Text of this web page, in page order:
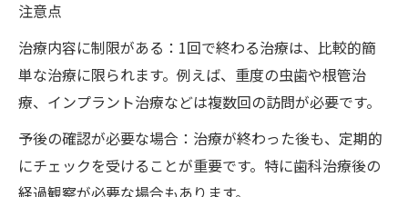
注意点
治療内容に制限がある：1回で終わる治療は、比較的簡
単な治療に限られます。例えば、重度の虫歯や根管治
療、インプラント治療などは複数回の訪問が必要です。
予後の確認が必要な場合：治療が終わった後も、定期的
にチェックを受けることが重要です。特に歯科治療後の
経過観察が必要な場合もあります。